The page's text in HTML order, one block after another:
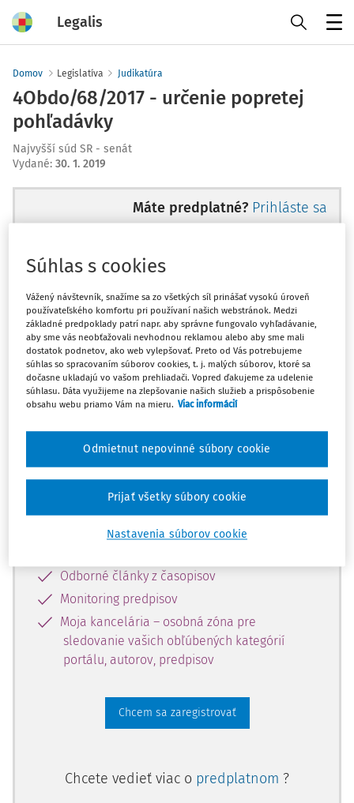
Legalis
Domov Legislatíva Judikatúra
4Obdo/68/2017 - určenie popretej
pohľadávky
Najvyšší súd SR - senát
Vydané: 30. 1. 2019
Máte predplatné? Prihláste sa
Ups, zatiaľ ste si prečítali len
začiatok...
Celý odborný obsah z tejto oblasti je
dostupný predplatiteľom portálu.
Odomknite si prístup k odbornému
obsahu a získajte prístup na 10 dní
zdarma, stačí sa len zaregistrovať.
Vďaka registrácii získate prístup aj k
vybranému obsahu:
Odborné články z časopisov
Monitoring predpisov
Moja kancelária – osobná zóna pre
sledovanie vašich obľúbených kategórií
portálu, autorov, predpisov
Chcem sa zaregistrovať
Chcete vedieť viac o predplatnom ?
Súhlas s cookies
Vážený návštevník, snažíme sa zo všetkých síl prinášať vysokú úroveň
používateľského komfortu pri používaní našich webstránok. Medzi
základné predpoklady patrí napr. aby správne fungovalo vyhľadávanie,
aby sme vás neobťažovali nevhodnou reklamou alebo aby sme mali
dostatok podnetov, ako web vylepšovať. Preto od Vás potrebujeme
súhlas so spracovaním súborov cookies, t. j. malých súborov, ktoré sa
dočasne ukladajú vo vašom prehliadači. Vopred ďakujeme za udelenie
súhlasu. Dáta využijeme na zlepšovanie našich služieb a prispôsobenie
obsahu webu priamo Vám na mieru. Viac informácií
Nastavenia súborov cookie
Odmietnut nepovinné súbory cookie
Prijať všetky súbory cookie